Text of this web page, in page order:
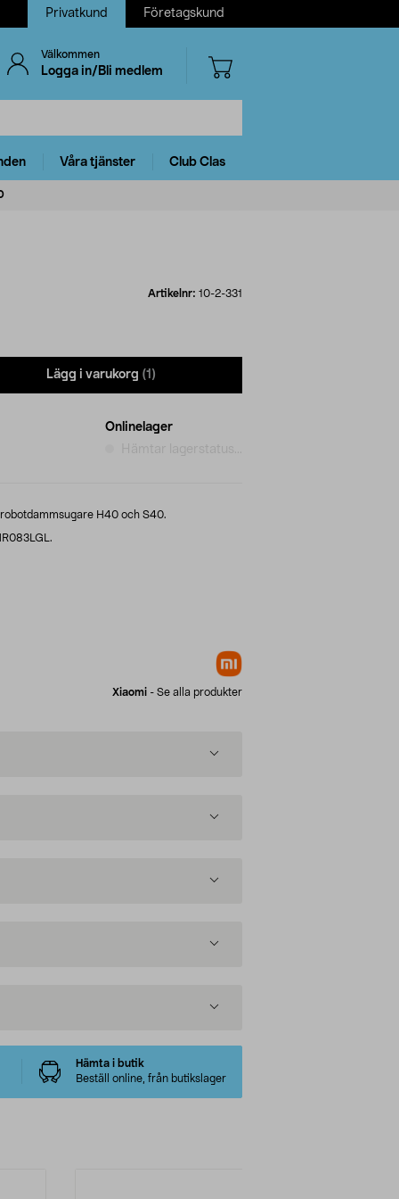
Privatkund Företagskund
Välkommen
Logga in/Bli medlem
Våra tjänster Club Clas
Artikelnr: 10-2-331
Lägg i varukorg (1)
Onlinelager
Hämtar lagerstatus...
H40 och S40.
Xiaomi - Se alla produkter
Hämta i butik
Beställ online, från butikslager